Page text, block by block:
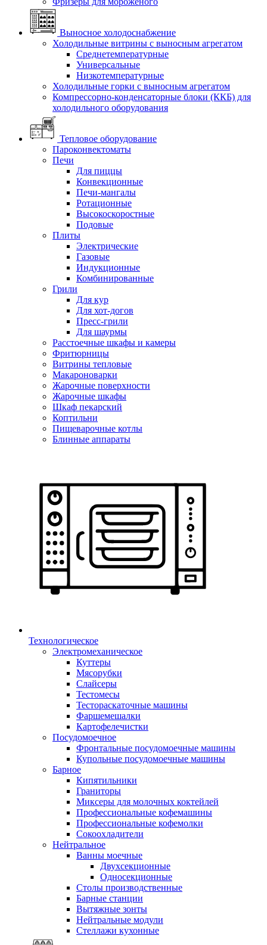
Выносное холодоснабжение
Холодильные витрины с выносным агрегатом
Среднетемпературные
Универсальные
Низкотемпературные
Холодильные горки с выносным агрегатом
Компрессорно-конденсаторные блоки (ККБ) для
холодильного оборудования
Тепловое оборудование
Пароконвектоматы
Печи
Для пиццы
Конвекционные
Печи-мангалы
Ротационные
Высокоскоростные
Подовые
Плиты
Электрические
Газовые
Индукционные
Комбинированные
Грили
Для кур
Для хот-догов
Пресс-грили
Для шаурмы
Расстоечные шкафы и камеры
Фритюрницы
Витрины тепловые
Макароноварки
Жарочные поверхности
Жарочные шкафы
Шкаф пекарский
Коптильни
Пищеварочные котлы
Блинные аппараты
Технологическое
Электромеханическое
Куттеры
Мясорубки
Слайсеры
Тестомесы
Тестораскаточные машины
Фаршемешалки
Картофелечистки
Посудомоечное
Фронтальные посудомоечные машины
Купольные посудомоечные машины
Барное
Кипятильники
Граниторы
Миксеры для молочных коктейлей
Профессиональные кофемашины
Профессиональные кофемолки
Сокоохладители
Нейтральное
Ванны моечные
Двухсекционные
Односекционные
Столы производственные
Барные станции
Вытяжные зонты
Нейтральные модули
Стеллажи кухонные